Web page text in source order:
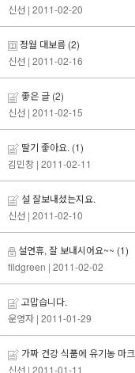
신선 | 2011-02-20
정월 대보름 (2)
신선 | 2011-02-16
좋은 글 (2)
신선 | 2011-02-15
딸기 좋아요. (1)
김민창 | 2011-02-11
설 잘보내셨는지요.
신선 | 2011-02-10
설연휴, 잘 보내시어요~~ (1)
fildgreen | 2011-02-02
고맙습니다.
운영자 | 2011-01-29
가짜 건강 식품에 유기농 마크
신선 | 2011-01-11